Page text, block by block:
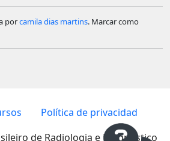
porcamila dias martins. Marcar como
Política de privacidad
de Radiologia e Diagnóstico